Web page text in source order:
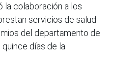
la colaboración a los
servicios de salud
del departamento de
días de la